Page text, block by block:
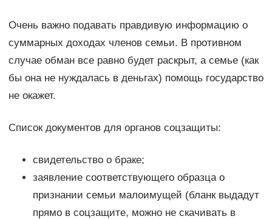
Очень важно подавать правдивую информацию о
суммарных доходах членов семьи. В противном
случае обман все равно будет раскрыт, а семье (как
бы она не нуждалась в деньгах) помощь государство
не окажет.
Список документов для органов соцзащиты:
свидетельство о браке;
заявление соответствующего образца о
признании семьи малоимущей (бланк выдадут
прямо в соцзащите, можно не скачивать в